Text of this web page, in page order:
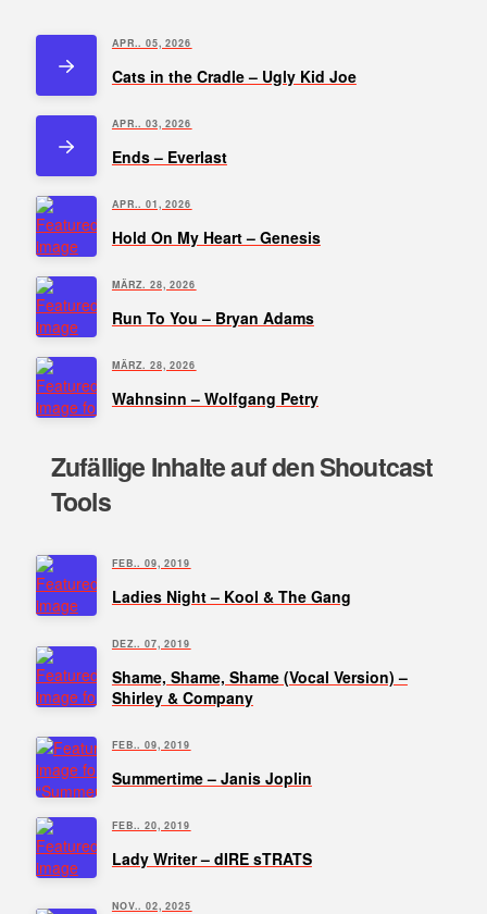
APR.. 05, 2026
Cats in the Cradle – Ugly Kid Joe
APR.. 03, 2026
Ends – Everlast
APR.. 01, 2026
Hold On My Heart – Genesis
MÄRZ. 28, 2026
Run To You – Bryan Adams
MÄRZ. 28, 2026
Wahnsinn – Wolfgang Petry
Zufällige Inhalte auf den Shoutcast
Tools
FEB.. 09, 2019
Ladies Night – Kool & The Gang
DEZ.. 07, 2019
Shame, Shame, Shame (Vocal Version) –
Shirley & Company
FEB.. 09, 2019
Summertime – Janis Joplin
FEB.. 20, 2019
Lady Writer – dIRE sTRATS
NOV.. 02, 2025